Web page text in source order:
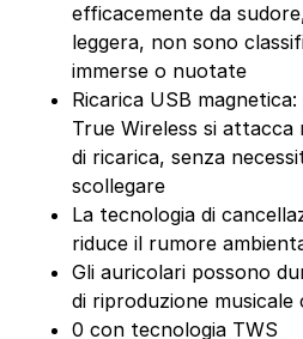
efficacemente da
leggera, non sono
immerse o nuotate
Ricarica USB
True Wireless si attacca
di ricarica, senza
scollegare
La tecnologia di
riduce il rumore
Gli auricolari possono
di riproduzione
0 con tecnologia TWS